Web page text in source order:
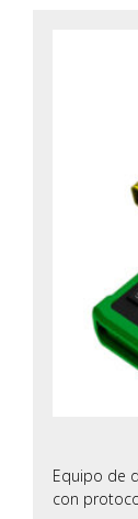
Equipo de
con